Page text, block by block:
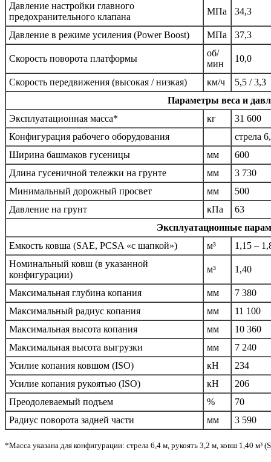
Давление настройки главного
предохранительного клапана
МПа 34,3
Давление в режиме усиления (Power Boost) МПа 37,3
Скорость поворота платформы
об/
мин
10,0
Скорость передвижения (высокая / низкая) км/ч
5,5 / 3,3
Параметры веса и
Эксплуатационная масса*
кг
31 600
Конфигурация рабочего оборудования
стрела
Ширина башмаков гусеницы
мм
600
Длина гусеничной тележки на грунте
мм
3 730
Минимальный дорожный просвет
мм
500
Давление на грунт
кПа
63
Эксплуатационные
Емкость ковша (SAE, PCSA «с шапкой»)
м³
1,15 –
Номинальный ковш (в указанной
конфигурации)
м³ 1,40
Максимальная глубина копания мм
7 380
Максимальный радиус копания
мм
11 100
Максимальная высота копания
мм
10 360
Максимальная высота выгрузки
мм
7 240
Усилие копания ковшом (ISO)
кН
234
Усилие копания рукоятью (ISO)
кН
206
Преодолеваемый подъем
%
70
Радиус поворота задней части
мм 3 590
*Масса указана для конфигурации: стрела 6,4 м, рукоять 3,2 м, ковш 1,40 м³